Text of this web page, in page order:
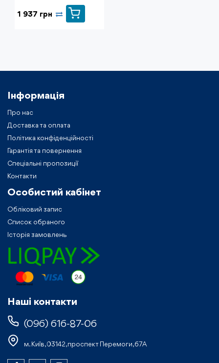
1 937 грн
Інформація
Про нас
Доставка та оплата
Політика конфіденційності
Гарантія та повернення
Спеціальні пропозиції
Контакти
Особистий кабiнет
Обліковий запис
Список обраного
Історія замовлень
Нашi контакти
(096) 616-87-06
м. Київ, 03142, проспект Перемоги, 67А